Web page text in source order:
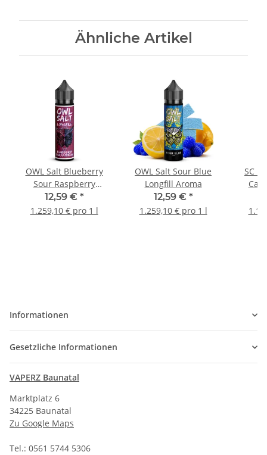
Ähnliche Artikel
OWL Salt Blueberry
Sour Raspberry
Longfill Aroma
12,59 € *
1.259,10 € pro 1 l
OWL Salt Sour Blue
Longfill Aroma
12,59 € *
1.259,10 € pro 1 l
SC
Informationen
Gesetzliche Informationen
VAPERZ Baunatal
Marktplatz 6
34225 Baunatal
Zu Google Maps
Tel.: 0561 5744 5306